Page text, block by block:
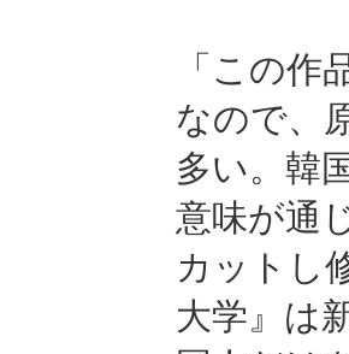
「この作
なので、
多い。韓
意味が通
カットし
大学』は